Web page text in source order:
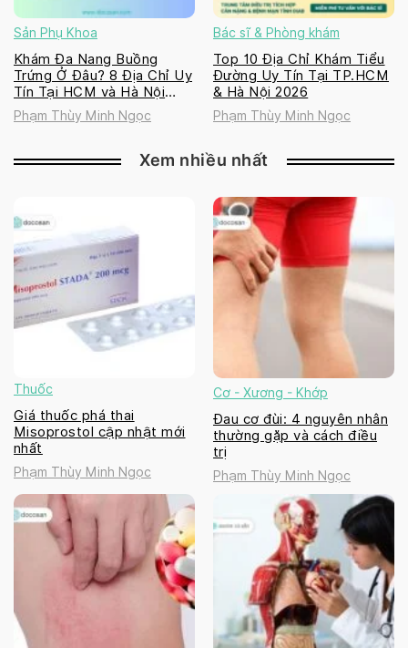
Sản Phụ Khoa
Khám Đa Nang Buồng
Trứng Ở Đâu? 8 Địa Chỉ Uy
Tín Tại HCM và Hà Nội
2026
Phạm Thùy Minh Ngọc
Bác sĩ & Phòng khám
Top 10 Địa Chỉ Khám Tiểu
Đường Uy Tín Tại TP.HCM
& Hà Nội 2026
Phạm Thùy Minh Ngọc
Xem nhiều nhất
Thuốc
Giá thuốc phá thai
Misoprostol cập nhật mới
nhất
Phạm Thùy Minh Ngọc
Cơ - Xương - Khớp
Đau cơ đùi: 4 nguyên nhân
thường gặp và cách điều
trị
Phạm Thùy Minh Ngọc